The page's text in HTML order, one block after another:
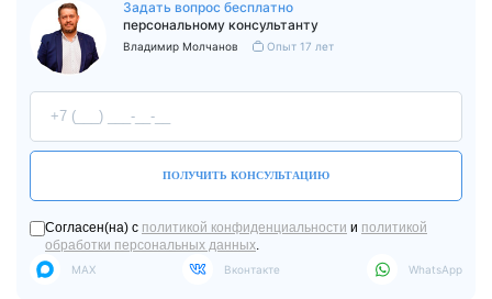
Задать вопрос бесплатно
персональному консультанту
Владимир Молчанов Опыт 17 лет
ПОЛУЧИТЬ КОНСУЛЬТАЦИЮ
Согласен(на) с политикой конфиденциальности и политикой
обработки персональных данных
MAX Вконтакте WhatsApp